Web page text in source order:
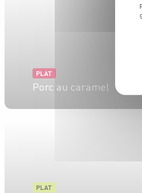
PLAT
Porc au caramel
PLAT